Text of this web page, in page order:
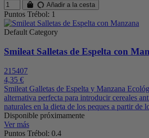
Añadir a la cesta
Puntos Trébol: 1
Default Category
Smileat Salletas de Espelta con
215407
4,35 €
Smileat Galletas de Espelta y Manzana
alternativa perfecta para introducir cereales
naturales en la dieta de los peques a partir de
Disponible próximamente
Ver más
Puntos Trébol: 0.4